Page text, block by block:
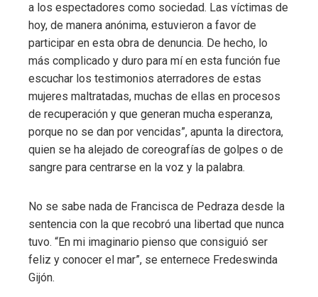
a los espectadores como sociedad. Las víctimas de
hoy, de manera anónima, estuvieron a favor de
participar en esta obra de denuncia. De hecho, lo
más complicado y duro para mí en esta función fue
escuchar los testimonios aterradores de estas
mujeres maltratadas, muchas de ellas en procesos
de recuperación y que generan mucha esperanza,
porque no se dan por vencidas”, apunta la directora,
quien se ha alejado de coreografías de golpes o de
sangre para centrarse en la voz y la palabra.
No se sabe nada de Francisca de Pedraza desde la
sentencia con la que recobró una libertad que nunca
tuvo. “En mi imaginario pienso que consiguió ser
feliz y conocer el mar”, se enternece Fredeswinda
Gijón.